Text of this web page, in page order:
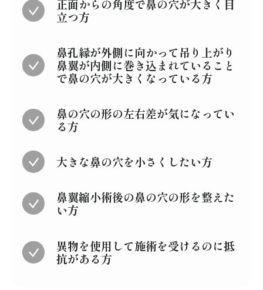
正面からの角度で鼻の穴が大きく目
立つ方
鼻孔縁が外側に向かって吊り上がり
鼻翼が内側に巻き込まれていること
で鼻の穴が大きくなっている方
鼻の穴の形の左右差が気になってい
る方
大きな鼻の穴を小さくしたい方
鼻翼縮小術後の鼻の穴の形を整えた
い方
異物を使用して施術を受けるのに抵
抗がある方